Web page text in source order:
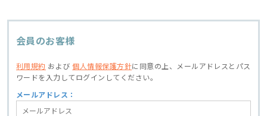
会員のお客様
利用規約 および個人情報保護方針に同意の上、
メールアドレスとパス
ワードを入力してログインしてください。
メールアドレス：